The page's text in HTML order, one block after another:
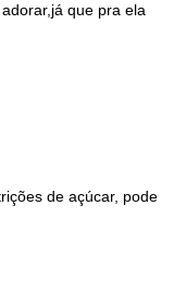
que pra ela
de açúcar, pode